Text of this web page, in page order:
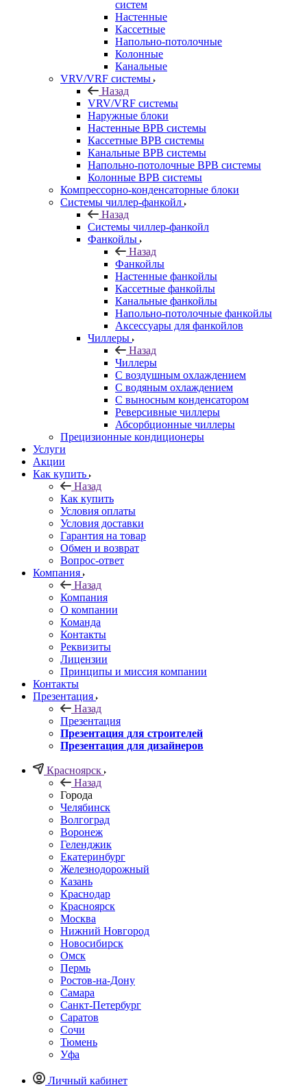
систем
Настенные
Кассетные
Напольно-потолочные
Колонные
Канальные
VRV/VRF системы
Назад
VRV/VRF системы
Наружные блоки
Настенные ВРВ системы
Кассетные ВРВ системы
Канальные ВРВ системы
Напольно-потолочные ВРВ системы
Колонные ВРВ системы
Компрессорно-конденсаторные блоки
Системы чиллер-фанкойл
Назад
Системы чиллер-фанкойл
Фанкойлы
Назад
Фанкойлы
Настенные фанкойлы
Кассетные фанкойлы
Канальные фанкойлы
Напольно-потолочные фанкойлы
Аксессуары для фанкойлов
Чиллеры
Назад
Чиллеры
С воздушным охлаждением
С водяным охлаждением
С выносным конденсатором
Реверсивные чиллеры
Абсорбционные чиллеры
Прецизионные кондиционеры
Услуги
Акции
Как купить
Назад
Как купить
Условия оплаты
Условия доставки
Гарантия на товар
Обмен и возврат
Вопрос-ответ
Компания
Назад
Компания
О компании
Команда
Контакты
Реквизиты
Лицензии
Принципы и миссия компании
Контакты
Презентация
Назад
Презентация
Презентация для строителей
Презентация для дизайнеров
Красноярск
Назад
Города
Челябинск
Волгоград
Воронеж
Геленджик
Екатеринбург
Железнодорожный
Казань
Краснодар
Красноярск
Москва
Нижний Новгород
Новосибирск
Омск
Пермь
Ростов-на-Дону
Самара
Санкт-Петербург
Саратов
Сочи
Тюмень
Уфа
Личный кабинет